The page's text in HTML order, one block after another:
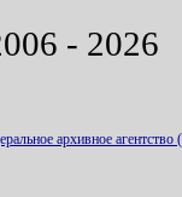
- 2026